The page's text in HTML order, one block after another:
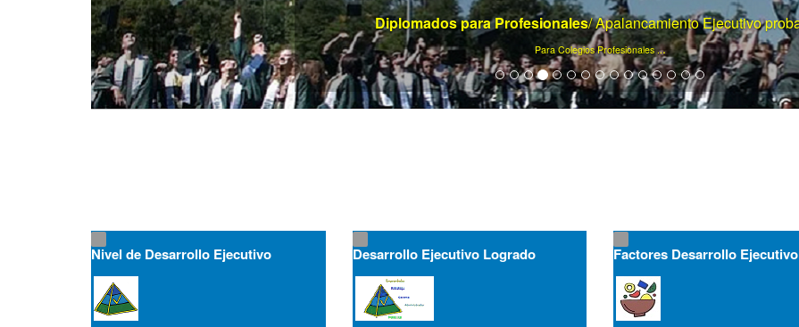
www . el mayor portal de gerencia . com
Ya son más de 75000 artículos de gerencia ...
Nivel de Desarrollo Ejecutivo Desarrollo Ejecutivo Logrado Factores Desarrollo Ejecutivo